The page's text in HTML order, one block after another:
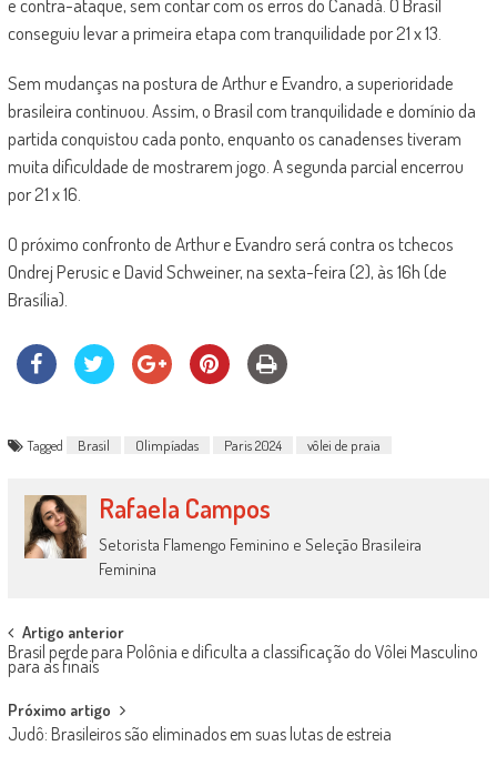
e contra-ataque, sem contar com os erros do Canadá. O Brasil
conseguiu levar a primeira etapa com tranquilidade por 21 x 13.
Sem mudanças na postura de Arthur e Evandro, a superioridade
brasileira continuou. Assim, o Brasil com tranquilidade e domínio da
partida conquistou cada ponto, enquanto os canadenses tiveram
muita dificuldade de mostrarem jogo. A segunda parcial encerrou
por 21 x 16.
O próximo confronto de Arthur e Evandro será contra os tchecos
Ondrej Perusic e David Schweiner, na sexta-feira (2), às 16h (de
Brasília).
Tagged Brasil Olimpíadas Paris 2024 vôlei de praia
Rafaela Campos
Setorista Flamengo Feminino e Seleção Brasileira
Feminina
Post
navigation
Artigo anterior
Brasil perde para Polônia e dificulta a classificação do Vôlei Masculino
para as finais
Próximo artigo
Judô: Brasileiros são eliminados em suas lutas de estreia